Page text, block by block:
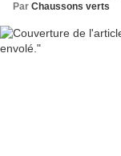
Par Chaussons verts